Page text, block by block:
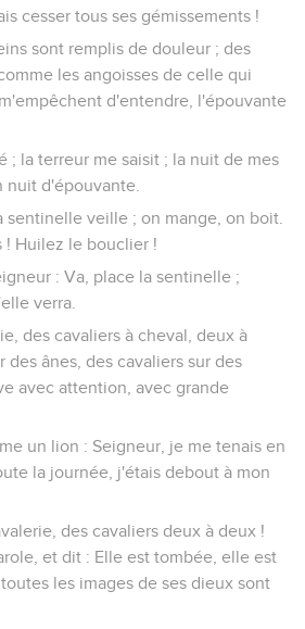
cesser tous ses gémissements !
sont remplis de douleur ; des
les angoisses de celle qui
d'entendre, l'épouvante
; la terreur me saisit ; la nuit de mes
nuit d'épouvante.
sentinelle veille ; on mange, on boit.
! Huilez le bouclier !
: Va, place la sentinelle ;
verra.
des cavaliers à cheval, deux à
des ânes, des cavaliers sur des
avec attention, avec grande
un lion : Seigneur, je me tenais en
la journée, j'étais debout à mon
des cavaliers deux à deux !
et dit : Elle est tombée, elle est
les images de ses dieux sont